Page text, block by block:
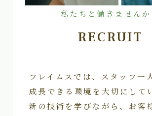
私たちと働きませんか
RECRUIT
フレイムスでは、スタッフ一
成長できる環境を大切にして
新の技術を学びながら、お客